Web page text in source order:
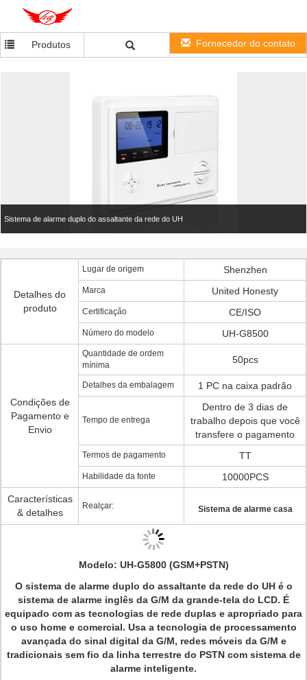
Produtos Fornecedor do contato
Sistema de alarme duplo do assaltante da rede do UH
Detalhes do
produto
Lugar de origem Shenzhen
Marca United Honesty
Certificação CE/ISO
Número do modelo UH-G8500
Condições de
Pagamento e
Envio
Quantidade de ordem
mínima
50pcs
Detalhes da embalagem 1 PC na caixa padrão
Tempo de entrega
Dentro de 3 dias de
trabalho depois que você
transfere o pagamento
Termos de pagamento TT
Habilidade da fonte
10000PCS
Características
& detalhes
Realçar: Sistema de alarme casa
Modelo: UH-G5800 (GSM+PSTN)
O sistema de alarme duplo do assaltante da rede do UH é o
sistema de alarme inglês da G/M da grande-tela do LCD. É
equipado com as tecnologias de rede duplas e apropriado para
o uso home e comercial. Usa a tecnologia de processamento
avançada do sinal digital da G/M, redes móveis da G/M e
tradicionais sem fio da linha terrestre do PSTN com sistema de
alarme inteligente.